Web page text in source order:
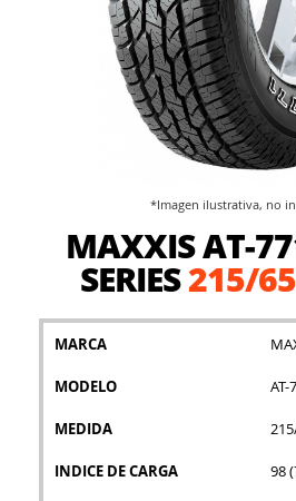
MAXXIS AT-
SERIES215/
MARCA
MODELO AT-
MEDIDA
INDICE DE CARGA 98
*Imagen ilustrativa, no
comienzo
galería
imágenes